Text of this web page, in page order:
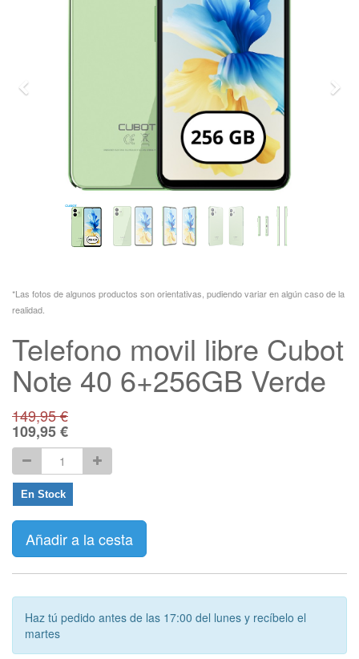
*Las fotos de algunos productos son orientativas, pudiendo variar en algún caso de la
realidad.
Telefono movil libre Cubot
Note 40 6+256GB Verde
149,95€
109,95€
En Stock
Añadir a la cesta
Haz tú pedido antes de las 17:00 del lunes y recíbelo el
martes